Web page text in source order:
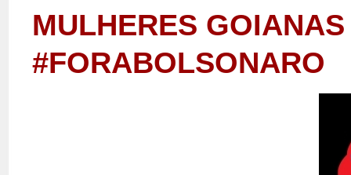
MULHERES
#FORABOLSONARO